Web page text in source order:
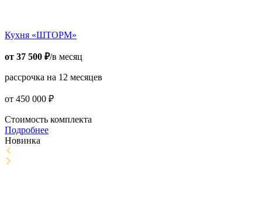
Кухня «ШТОРМ»
от 37 500 ₽/в месяц
рассрочка на 12 месяцев
от 450 000 ₽
Стоимость комплекта
Подробнее
Новинка